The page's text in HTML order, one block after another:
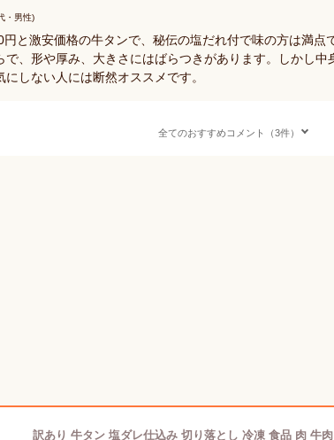
・男性)
円と激安価格の牛タンで、秘伝の塩だれ付で味の方は満点
で、形や厚み、大きさにはばらつきがあります。しかし
にしない人には断然オススメです。
全てのおすすめコメント（3件）
訳あり 牛タン 塩ダレ仕込み 切り落とし 冷凍 食品 肉 牛